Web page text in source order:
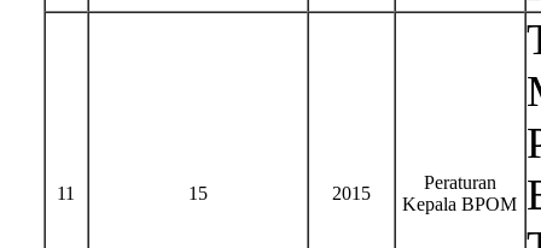
11 15 2015
Peraturan
Kepala BPOM